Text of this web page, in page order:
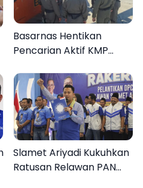
Basarnas Hentikan
Pencarian Aktif KMP
Orang Masih Hilang
Slamet Ariyadi Kukuhkan
Ratusan Relawan PAN